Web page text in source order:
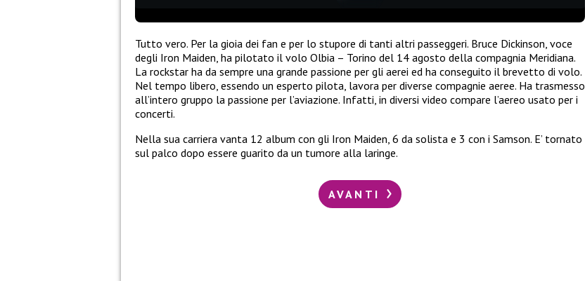
Tutto vero. Per la gioia dei fan e per lo stupore di tanti altri passeggeri. Bruce Dickinson, voce
degli Iron Maiden, ha pilotato il volo Olbia – Torino del 14 agosto della compagnia Meridiana.
La rockstar ha da sempre una grande passione per gli aerei ed ha conseguito il brevetto di volo.
Nel tempo libero, essendo un esperto pilota, lavora per diverse compagnie aeree. Ha trasmesso
all’intero gruppo la passione per l’aviazione. Infatti, in diversi video compare l’aereo usato per i
concerti.
Nella sua carriera vanta 12 album con gli Iron Maiden, 6 da solista e 3 con i Samson. E’ tornato
sul palco dopo essere guarito da un tumore alla laringe.
AVANTI